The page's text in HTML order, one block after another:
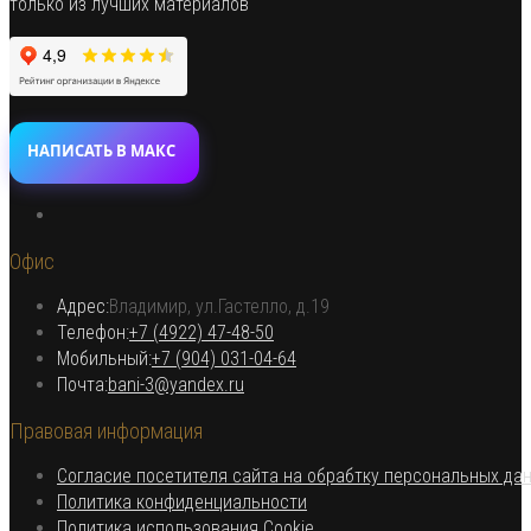
только из лучших материалов
НАПИСАТЬ В МАКС
Офис
Адрес:Владимир, ул.Гастелло, д.19
Телефон:+7 (4922) 47-48-50
Мобильный:+7 (904) 031-04-64Откроется
Почта:bani-3@yandex.ru
приложении
Правовая информация
Согласие посетителя сайта на обрабтку персональных
Политика конфиденциальности